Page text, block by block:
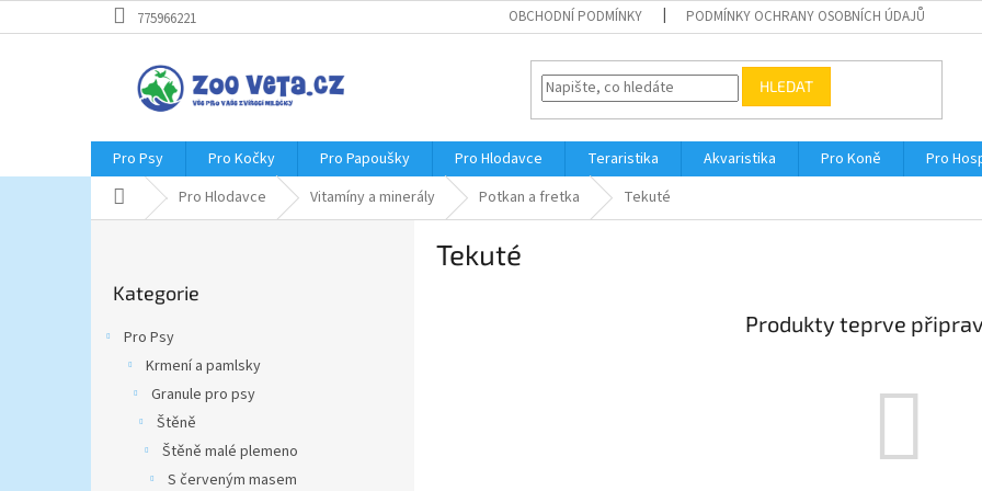
na
775966221 OBCHODNÍ PODMÍNKY PODMÍNKY OCHRANY OSOBNÍCH ÚDAJŮ
HLEDAT
Pro Psy Pro Kočky Pro Papoušky Pro Hlodavce Teraristika Akvaristika Pro Koně Pro
Domů Pro Hlodavce Vitamíny a minerály Potkan a fretka Tekuté
kategorie
Kategorie
Pro Psy
Krmení a pamlsky
Granule pro psy
Štěně
Štěně malé plemeno
S červeným masem
Tekuté
Produkty teprve